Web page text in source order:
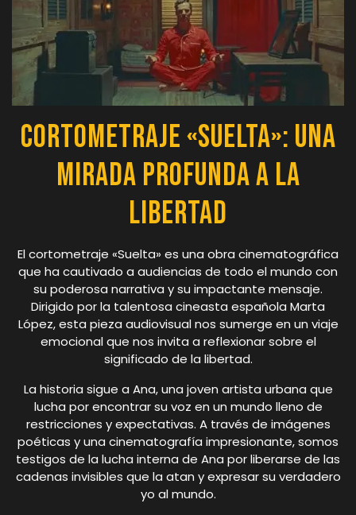
Cortometraje «Suelta»: Una
Mirada Profunda a la
Libertad
El cortometraje «Suelta» es una obra cinematográfica
que ha cautivado a audiencias de todo el mundo con
su poderosa narrativa y su impactante mensaje.
Dirigido por la talentosa cineasta española Marta
López, esta pieza audiovisual nos sumerge en un viaje
emocional que nos invita a reflexionar sobre el
significado de la libertad.
La historia sigue a Ana, una joven artista urbana que
lucha por encontrar su voz en un mundo lleno de
restricciones y expectativas. A través de imágenes
poéticas y una cinematografía impresionante, somos
testigos de la lucha interna de Ana por liberarse de las
cadenas invisibles que la atan y expresar su verdadero
yo al mundo.